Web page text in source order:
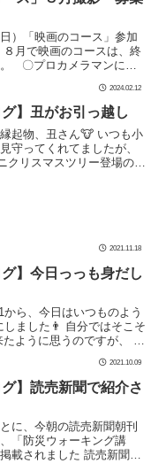
）「映画のコース」参加
月で映画のコースは、終
〇プロカメラマンによ
ンス ＝本格的な映画ダンス
[…]
2024.02.12
グ】丑がお引っ越し
起物、丑さん🐮 いつも小
守ってくれてましたが、
クリスマスツリー登場の
2021.11.18
グ】今日っっも身だし
から、今日はいつものよう
しました👨 自分ではそこそ
ように思うのですが、 見
な？😅 ダンスと共に、ヘア
研究はまだま […]
2021.10.09
グ】読売新聞で紹介さ
に、今朝の読売新聞朝刊
「防災ウォーキング講
載されました 読売新聞を